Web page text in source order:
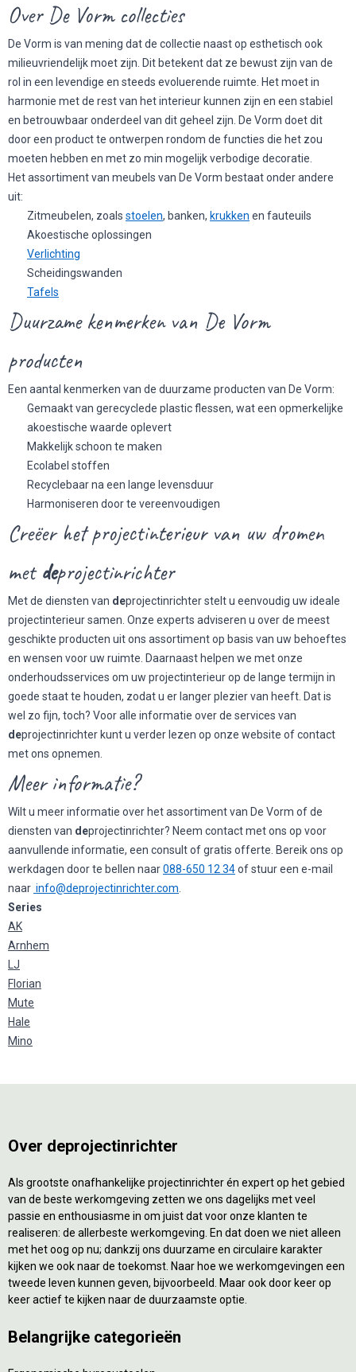
Over De Vorm collecties
De Vorm is van mening dat de collectie naast op esthetisch ook
milieuvriendelijk moet zijn. Dit betekent dat ze bewust zijn van de
rol in een levendige en steeds evoluerende ruimte. Het moet in
harmonie met de rest van het interieur kunnen zijn en een stabiel
en betrouwbaar onderdeel van dit geheel zijn. De Vorm doet dit
door een product te ontwerpen rondom de functies die het zou
moeten hebben en met zo min mogelijk verbodige decoratie.
Het assortiment van meubels van De Vorm bestaat onder andere
uit:
Zitmeubelen, zoals stoelen, banken, krukken en fauteuils
Akoestische oplossingen
Verlichting
Scheidingswanden
Tafels
Duurzame kenmerken van De Vorm
producten
Een aantal kenmerken van de duurzame producten van De Vorm:
Gemaakt van gerecyclede plastic flessen, wat een opmerkelijke
akoestische waarde oplevert
Makkelijk schoon te maken
Ecolabel stoffen
Recyclebaar na een lange levensduur
Harmoniseren door te vereenvoudigen
Creëer het projectinterieur van uw dromen
met deprojectinrichter
Met de diensten van deprojectinrichter stelt u eenvoudig uw ideale
projectinterieur samen. Onze experts adviseren u over de meest
geschikte producten uit ons assortiment op basis van uw behoeftes
en wensen voor uw ruimte. Daarnaast helpen we met onze
onderhoudsservices om uw projectinterieur op de lange termijn in
goede staat te houden, zodat u er langer plezier van heeft. Dat is
wel zo fijn, toch? Voor alle informatie over de services van
deprojectinrichter kunt u verder lezen op onze website of contact
met ons opnemen.
Meer informatie?
Wilt u meer informatie over het assortiment van De Vorm of de
diensten van deprojectinrichter? Neem contact met ons op voor
aanvullende informatie, een consult of gratis offerte. Bereik ons op
werkdagen door te bellen naar088-650 12 34of stuur een e-mail
naar info@deprojectinrichter.com
Series
AK
Arnhem
LJ
Florian
Mute
Hale
Mino
Over deprojectinrichter
Als grootste onafhankelijke projectinrichter én expert op het gebied
van de beste werkomgeving zetten we ons dagelijks met veel
passie en enthousiasme in om juist dat voor onze klanten te
realiseren: de allerbeste werkomgeving. En dat doen we niet alleen
met het oog op nu; dankzij ons duurzame en circulaire karakter
kijken we ook naar de toekomst. Naar hoe we werkomgevingen een
tweede leven kunnen geven, bijvoorbeeld. Maar ook door keer op
keer actief te kijken naar de duurzaamste optie.
Belangrijke categorieën